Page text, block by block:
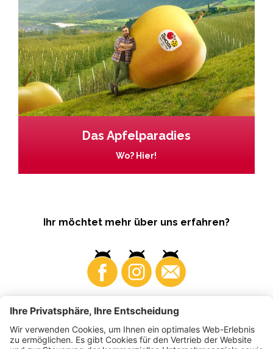
Das Apfelparadies
Wo? Hier!
Ihr möchtet mehr über uns erfahren?
Business Produzenten